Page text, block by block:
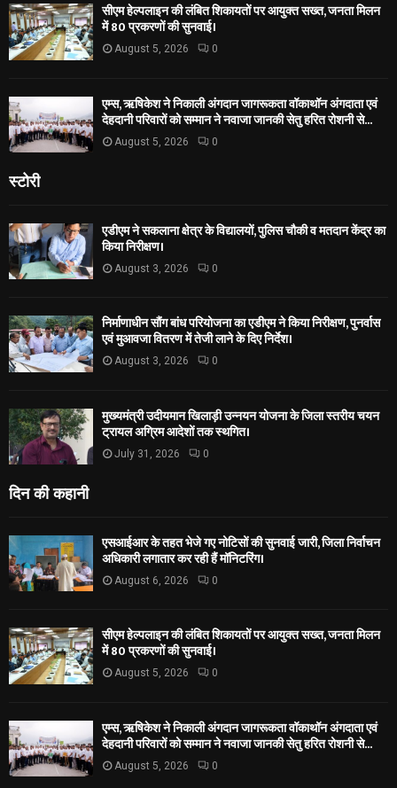
सीएम हेल्पलाइन की लंबित शिकायतों पर आयुक्त सख्त, जनता मिलन
में 80 प्रकरणों की सुनवाई।
August 5, 2026 0
एम्स, ऋषिकेश ने निकाली अंगदान जागरूकता वॉकाथॉन अंगदाता एवं
देहदानी परिवारों को सम्मान ने नवाजा जानकी सेतु हरित रोशनी से...
August 5, 2026 0
स्टोरी
एडीएम ने सकलाना क्षेत्र के विद्यालयों, पुलिस चौकी व मतदान केंद्र का
किया निरीक्षण।
August 3, 2026 0
निर्माणाधीन सौंग बांध परियोजना का एडीएम ने किया निरीक्षण, पुनर्वास
एवं मुआवजा वितरण में तेजी लाने के दिए निर्देश।
August 3, 2026 0
मुख्यमंत्री उदीयमान खिलाड़ी उन्नयन योजना के जिला स्तरीय चयन
ट्रायल अग्रिम आदेशों तक स्थगित।
July 31, 2026 0
दिन की कहानी
एसआईआर के तहत भेजे गए नोटिसों की सुनवाई जारी, जिला निर्वाचन
अधिकारी लगातार कर रही हैं मॉनिटरिंग।
August 6, 2026 0
सीएम हेल्पलाइन की लंबित शिकायतों पर आयुक्त सख्त, जनता मिलन
में 80 प्रकरणों की सुनवाई।
August 5, 2026 0
एम्स, ऋषिकेश ने निकाली अंगदान जागरूकता वॉकाथॉन अंगदाता एवं
देहदानी परिवारों को सम्मान ने नवाजा जानकी सेतु हरित रोशनी से...
August 5, 2026 0